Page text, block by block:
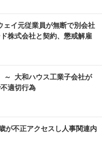
ェイ元従業員が無断で別会社
株式会社と契約、懲戒解雇
～ 大和ハウス工業子会社が
適切行為
が不正アクセスし人事関連内